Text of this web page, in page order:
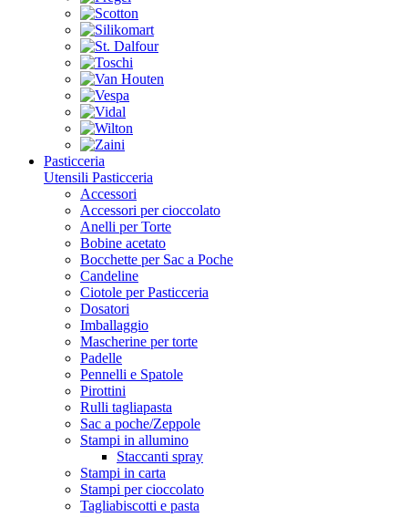
Pasticceria
Utensili Pasticceria
Accessori
Accessori per cioccolato
Anelli per Torte
Bobine acetato
Bocchette per Sac a Poche
Candeline
Ciotole per Pasticceria
Dosatori
Imballaggio
Mascherine per torte
Padelle
Pennelli e Spatole
Pirottini
Rulli tagliapasta
Sac a poche/Zeppole
Stampi in allumino
Staccanti spray
Stampi in carta
Stampi per cioccolato
Tagliabiscotti e pasta